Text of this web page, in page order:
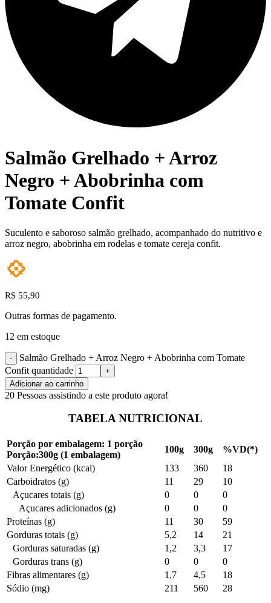
Salmão Grelhado + Arroz
Negro + Abobrinha com
Tomate Confit
Suculento e saboroso salmão grelhado, acompanhado do nutritivo e
arroz negro, abobrinha em rodelas e tomate cereja confit.
💠
R$ 55,90
Outras formas de pagamento.
12 em estoque
Salmão Grelhado + Arroz Negro + Abobrinha com Tomate
Confit quantidade
Adicionar ao carrinho
20 Pessoas assistindo a este produto agora!
TABELA NUTRICIONAL
Porção por embalagem: 1 porção
Porção:300g (1 embalagem)
100g 300g
%VD(*)
Valor Energético (kcal)
133 360
18
Carboidratos (g)
11 29
10
Açucares totais (g)
0 0
0
Açucares adicionados (g)
0 0
0
Proteínas (g)
11 30
59
Gorduras totais (g)
5,2 14
21
Gorduras saturadas (g)
1,2 3,3
17
Gorduras trans (g)
0 0
0
Fibras alimentares (g)
1,7 4,5
18
Sódio (mg)
211 560 28